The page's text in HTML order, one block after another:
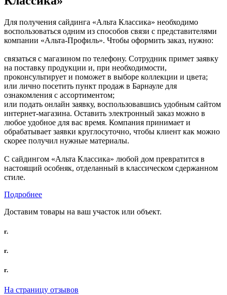
Для получения сайдинга «Альта Классика» необходимо
воспользоваться одним из способов связи с представителями
компании «Альта-Профиль». Чтобы оформить заказ, нужно:
связаться с магазином по телефону. Сотрудник примет заявку
на поставку продукции и, при необходимости,
проконсультирует и поможет в выборе коллекции и цвета;
или лично посетить пункт продаж в Барнауле для
ознакомления с ассортиментом;
или подать онлайн заявку, воспользовавшись удобным сайтом
интернет-магазина. Оставить электронный заказ можно в
любое удобное для вас время. Компания принимает и
обрабатывает заявки круглосуточно, чтобы клиент как можно
скорее получил нужные материалы.
С сайдингом «Альта Классика» любой дом превратится в
настоящий особняк, отделанный в классическом сдержанном
стиле.
Подробнее
Доставим товары на ваш участок или объект.
г.
г.
г.
На страницу отзывов